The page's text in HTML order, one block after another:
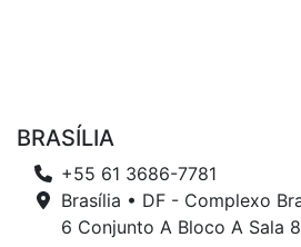
BRASÍLIA
+55 61 3686-7781
Brasília • DF - Complexo
6 Conjunto A Bloco A Sala